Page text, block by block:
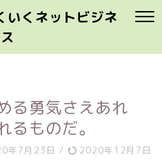
いくネットビジネ
ス
る勇気さえあれ
るものだ。
年7月23日 / 2020年12月7日